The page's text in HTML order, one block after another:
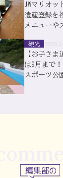
JWマリオッ
遺産登録を
メニューや
観光
【お子さ
は9月まで
スポーツ公
編集部の